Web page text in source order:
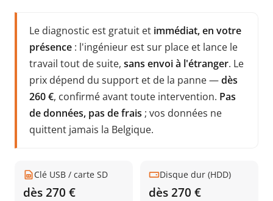
Le diagnostic est gratuit et immédiat, en votre
présence : l'ingénieur est sur place et lance le
travail tout de suite, sans envoi à l'étranger. Le
prix dépend du support et de la panne —dès
260 €, confirmé avant toute intervention. Pas
de données, pas de frais ; vos données ne
quittent jamais la Belgique.
Clé USB / carte SD
dès 270 €
Disque dur (HDD)
dès 270 €